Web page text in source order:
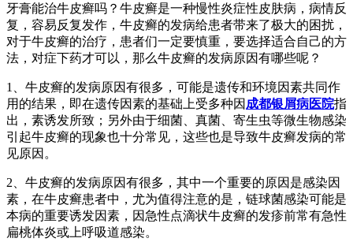
牙膏能治牛皮癣吗？牛皮癣是一种慢性炎症性皮肤病，病情反
复，容易反复发作，牛皮癣的发病给患者带来了极大的困扰，
对于牛皮癣的治疗，患者们一定要慎重，要选择适合自己的方
法，对症下药才可以，那么牛皮癣的发病原因有哪些呢？
1、牛皮癣的发病原因有很多，可能是遗传和环境因素共同作
用的结果，即在遗传因素的基础上受多种因成都银屑病医院指
出，素诱发所致；另外由于细菌、真菌、寄生虫等微生物感染
引起牛皮癣的现象也十分常见，这些也是导致牛皮癣发病的常
见原因。
2、牛皮癣的发病原因有很多，其中一个重要的原因是感染因
素，在牛皮癣患者中，尤为值得注意的是，链球菌感染可能是
本病的重要诱发因素，因急性点滴状牛皮癣的发疹前常有急性
扁桃体炎或上呼吸道感染。